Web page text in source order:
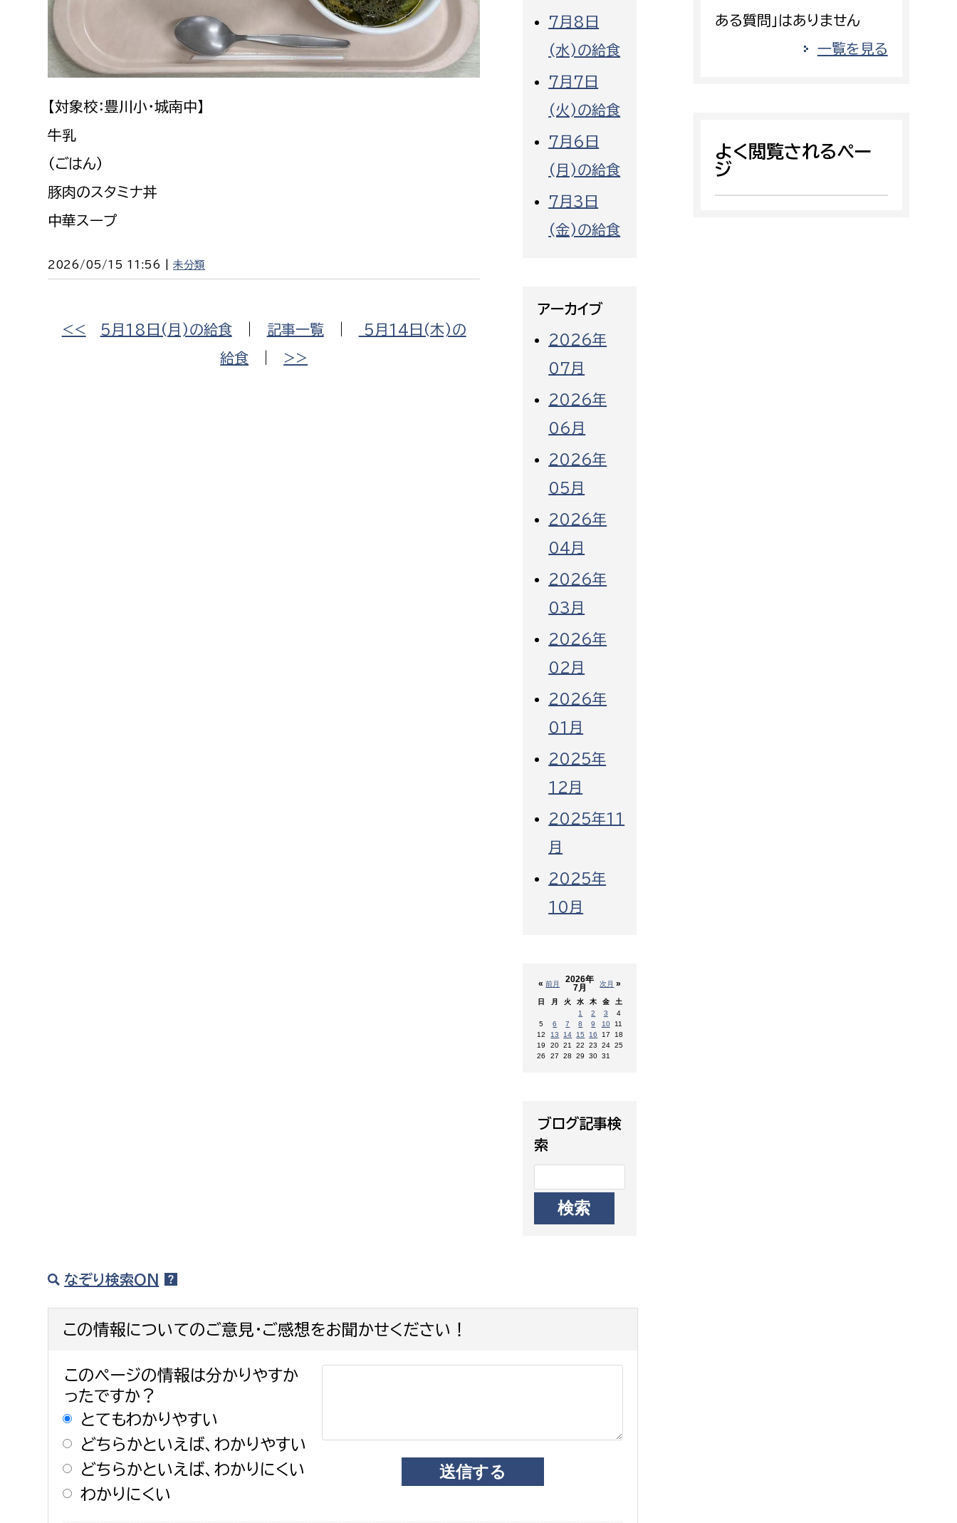
上下水道局
経営総務課
水道整備課
下水道整備課
浄水管理課
教育部
教育総務課
選挙管理委員会事務局
選挙管理委員会事務局
監査事務局
農業委員会事務局
【対象校：豊川小・城南中】
牛乳
（ごはん）
豚肉のスタミナ丼
中華スープ
2026/05/15 11:56 |未分類
<< 5月18日(月)の給食| 記事一覧|
5月14日(木)の
給食
>>
7月8日
(水)の給食
7月7日
(火)の給食
7月6日
(月)の給食
7月3日
(金)の給食
アーカイブ
2026年
07月
2026年
06月
2026年
05月
2026年
04月
2026年
03月
2026年
02月
2026年
01月
2025年
12月
2025年11
月
2025年
10月
«前月 次月 »
2026年
7月
日 月 火 水 木 金
土
1
2 3
4
5
6 7 8 9 10 11
12
13 14 15 16 17
18
19
20 21 22 23 24 25
26
27 28 29 30 31
ブログ記事検
索
なぞり検索ON
この情報についてのご意見・ご感想をお聞かせください！
このページの情報は分かりやすか
ったですか？
とてもわかりやすい
どちらかといえば、わかりやすい
どちらかといえば、わかりにくい
わかりにくい
ある質問」はありません
一覧を見る
よく閲覧されるペー
ジ